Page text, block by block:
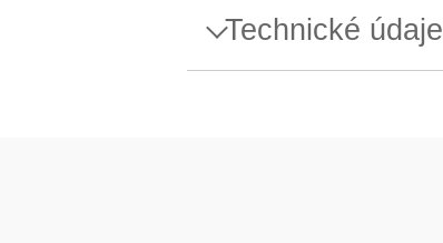
Technické údaje